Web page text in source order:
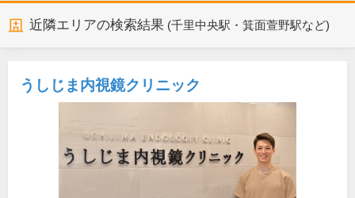
近隣エリアの検索結果 (千里中央駅・箕面萱野駅など)
うしじま内視鏡クリニック